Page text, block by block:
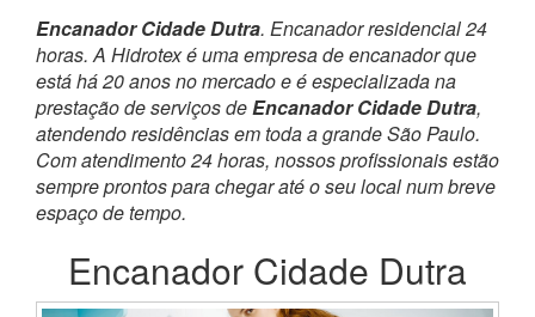
Encanador Cidade Dutra. Encanador residencial 24
horas. A Hidrotex é uma empresa de encanador que
está há 20 anos no mercado e é especializada na
prestação de serviços deEncanador Cidade Dutra,
atendendo residências em toda a grande São Paulo.
Com atendimento 24 horas, nossos profissionais estão
sempre prontos para chegar até o seu local num breve
espaço de tempo.
Encanador Cidade Dutra